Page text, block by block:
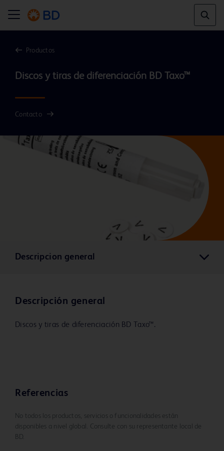
Productos
Contacto
Descripcion general
Descripción general
Discos y tiras de diferenciación BD Taxo™.
Referencias
No todos los productos, servicios o funcionalidades están
disponibles a nivel global. Consulte con su representante local de
BD.